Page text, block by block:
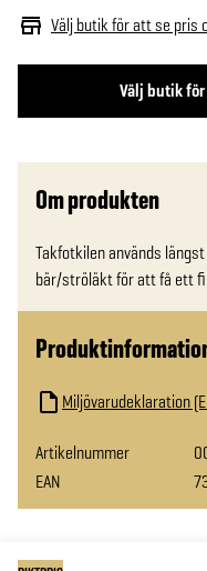
Välj butik
Välj butik för att se pris
Om produkten
Takfotkilen används
bär/ströläkt för att få ett
Miljövarudeklaration
Artikelnummer
EAN